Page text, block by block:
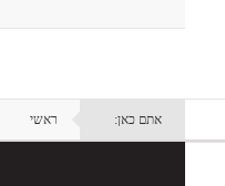
אתם כאן: ראשי